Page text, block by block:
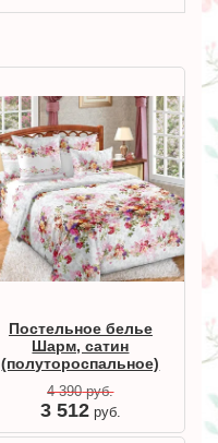
Постельное белье
Шарм, сатин
(полутороспальное)
4 390руб.
3 512руб.